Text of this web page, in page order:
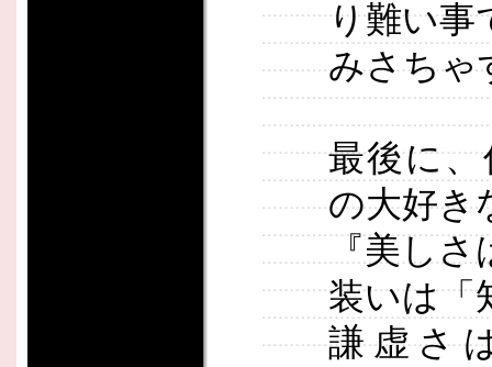
り難い事
みさちゃ
最後に
の大好き
『美しさ
装いは「
謙虚さ